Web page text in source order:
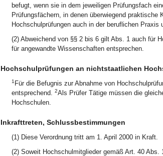
befugt, wenn sie in dem jeweiligen Prüfungsfach
Prüfungsfächern, in denen überwiegend
Hochschulprüfungen auch in der beruflichen Praxis
(2) Abweichend von §§ 2 bis 6 gilt Abs. 1 auch für
für angewandte Wissenschaften entsprechen.
Hochschulprüfungen an nichtstaatlichen
1 Für die Befugnis zur Abnahme von
entsprechend. 2Als Prüfer Tätige müssen die
Hochschulen.
Inkrafttreten, Schlussbestimmungen
(1) Diese Verordnung tritt am 1. April 2000 in Kraft.
(2) Soweit Hochschulmitglieder gemäß Art. 40